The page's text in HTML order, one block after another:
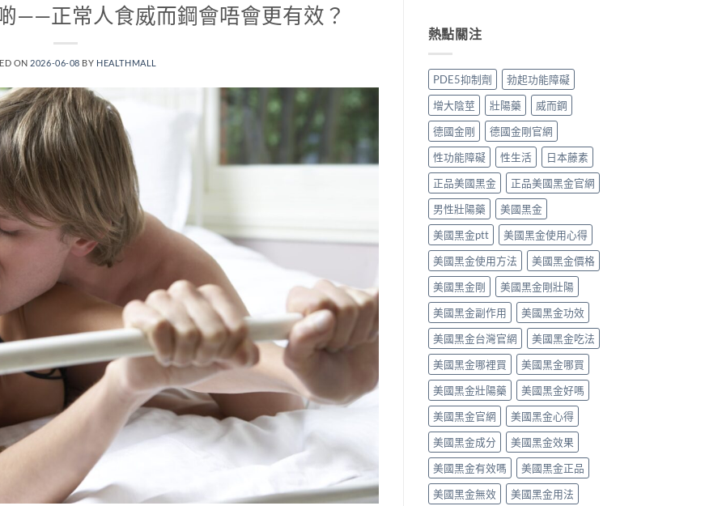
——正常人食威而鋼會唔會更有效？
ON 2026-06-08 BY HEALTHMALL
安
全
完
整
解
析〉
中
安
全
南〉
中
塞
是
常
的？
哪
些
情
況
必
須
停
藥
就
醫〉
中
療
勃
功
能
障
礙
的
服
用
方
法、
效
果
與
副
作
用
完
整
指
南〉
中
鼻
塞
照
做，
犀
利
士
（他
達
拉
非）
食
唔
食
得？
先
睇
你
食
緊
咩
感
冒
藥，
唔
好
亂
夾〉
中
熱點關注
PDE5抑制劑
勃起功能障礙
增大陰莖
壯陽藥
威而鋼
德國金剛
德國金剛官網
性功能障礙
性生活
日本藤素
正品美國黑金
正品美國黑金官網
男性壯陽藥
美國黑金
美國黑金ptt
美國黑金使用心得
美國黑金使用方法
美國黑金價格
美國黑金剛
美國黑金剛壯陽
美國黑金副作用
美國黑金功效
美國黑金台灣官網
美國黑金吃法
美國黑金哪裡買
美國黑金哪買
美國黑金壯陽藥
美國黑金好嗎
美國黑金官網
美國黑金心得
美國黑金成分
美國黑金效果
美國黑金有效嗎
美國黑金正品
美國黑金無效
美國黑金用法